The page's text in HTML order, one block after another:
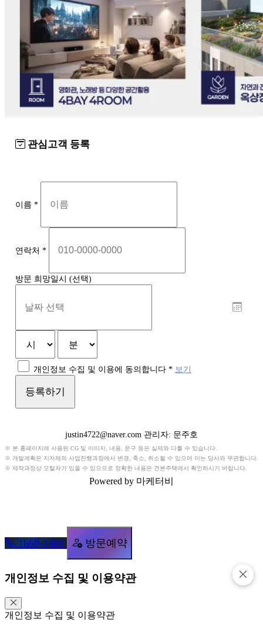
관심고객 등록
이름 *
연락처 *
방문 희망일시 (선택)
개인정보 수집 및 이용에 동의합니다 * 보기
등록하기
justin4722@naver.com 관리자: 문주호
※ 본 홈페이지에 사용된 CG 및 이미지, 내용, 문구 등은 실제와 다를 수 있습니다.
※ 개발계획은 지자체의 사업진행과정에서 변경, 축소, 취소될 수 있으며 이는 당사와 무관합니다.
※ 제작과정상 오탈자가 있을 수 있으므로 정확한 내용은 견본주택에서 확인하시기 바랍니다.
Powered by 마케터비
1668-1489 방문예약
개인정보 수집 및 이용약관
개인정보 수집 및 이용약관